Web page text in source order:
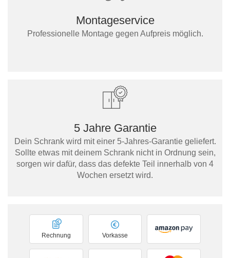
Montageservice
Professionelle Montage gegen Aufpreis möglich.
5 Jahre Garantie
Dein Schrank wird mit einer 5-Jahres-Garantie geliefert.
Sollte etwas mit deinem Schrank nicht in Ordnung sein,
sorgen wir dafür, dass das defekte Teil innerhalb von 4
Wochen ersetzt wird.
Vorkasse
Rechnung